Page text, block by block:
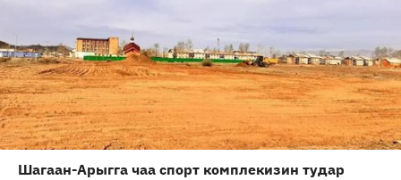
Шагаан-Арыгга чаа спорт комплекизин тудар